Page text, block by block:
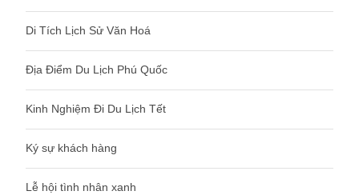
Di Tích Lịch Sử Văn Hoá
Địa Điểm Du Lịch Phú Quốc
Kinh Nghiệm Đi Du Lịch Tết
Ký sự khách hàng
Lễ hội tình nhân xanh